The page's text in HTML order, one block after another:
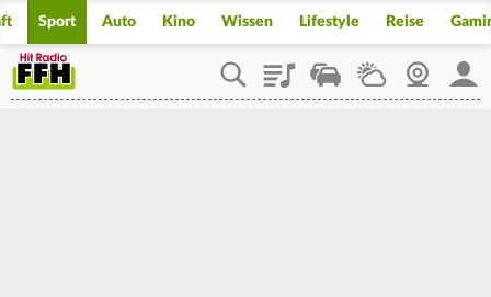
Sport Auto Kino Wissen Lifestyle Reise
PlaylistStaupilotWetterWebcam